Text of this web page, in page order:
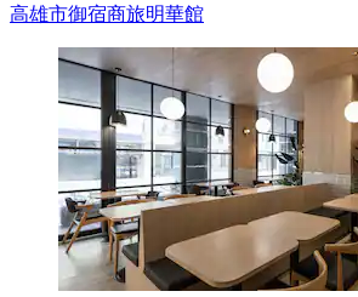
高雄市御宿商旅明華館